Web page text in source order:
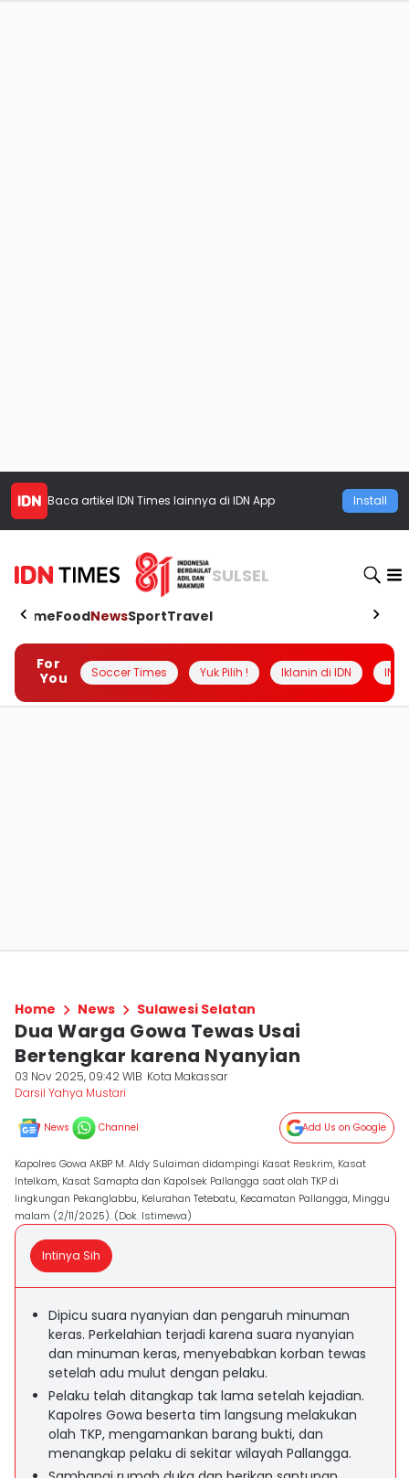
Baca artikel IDN Times lainnya di IDN App Install
SULSEL
HomeFoodNewsSportTravel
For
You
Soccer Times Yuk Pilih ! Iklanin di IDN
Home News Sulawesi Selatan
Dua Warga Gowa Tewas Usai
Bertengkar karena Nyanyian
03 Nov 2025, 09:42 WIB Kota Makassar
Darsil Yahya Mustari
News Channel Add Us on Google
Kapolres Gowa AKBP M. Aldy Sulaiman didampingi Kasat Reskrim, Kasat
Intelkam, Kasat Samapta dan Kapolsek Pallangga saat olah TKP di
lingkungan Pekanglabbu, Kelurahan Tetebatu, Kecamatan Pallangga, Minggu
malam (2/11/2025). (Dok. Istimewa)
Intinya Sih
Dipicu suara nyanyian dan pengaruh minuman
keras. Perkelahian terjadi karena suara nyanyian
dan minuman keras, menyebabkan korban tewas
setelah adu mulut dengan pelaku.
Pelaku telah ditangkap tak lama setelah kejadian.
Kapolres Gowa beserta tim langsung melakukan
olah TKP, mengamankan barang bukti, dan
menangkap pelaku di sekitar wilayah Pallangga.